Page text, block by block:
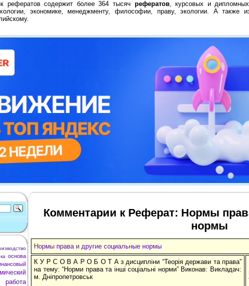
рефератов содержит более 364 тысяч рефератов, курсовых и
экономике, менеджменту, философии, праву, экологии. А также
основа
работа
Комментарии к Реферат: Нормы
нормы
Нормы права и другие социальные нормы
К У Р С О В А Р О Б О Т А з дисципліни “Теорія держави та права”
на тему: “Норми права та інші соціальні норми” Виконав: Викладач:
м. Дніпропетровськ